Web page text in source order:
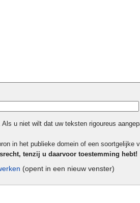
u niet wilt dat uw teksten rigoureus
in het publieke domein of een soortgelijke
tenzij u daarvoor toestemming hebt!
(opent in een nieuw venster)